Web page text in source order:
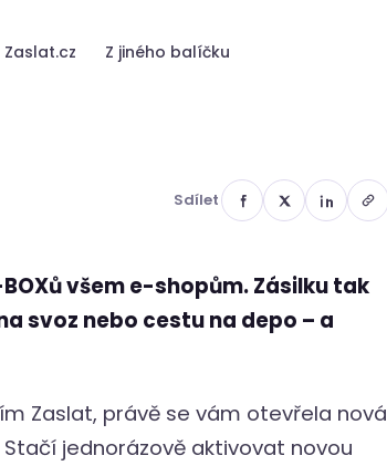
Zaslat.cz Z jiného balíčku
ušetřete
Sdílet
všem e-shopům. Zásilku tak
svoz nebo cestu na depo – a
Zaslat, právě se vám otevřela nová
jednorázově aktivovat novou